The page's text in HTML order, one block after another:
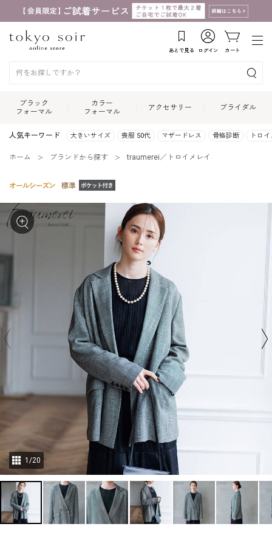
あとで見る ログイン カート
ブラック
フォーマル
カラー
フォーマル
アクセサリー ブライダル
人気キーワード 大きいサイズ 喪服 50代 マザードレス 骨格診断 トロ
ホーム ブランドから探す traumerei／トロイメレイ
1 /20